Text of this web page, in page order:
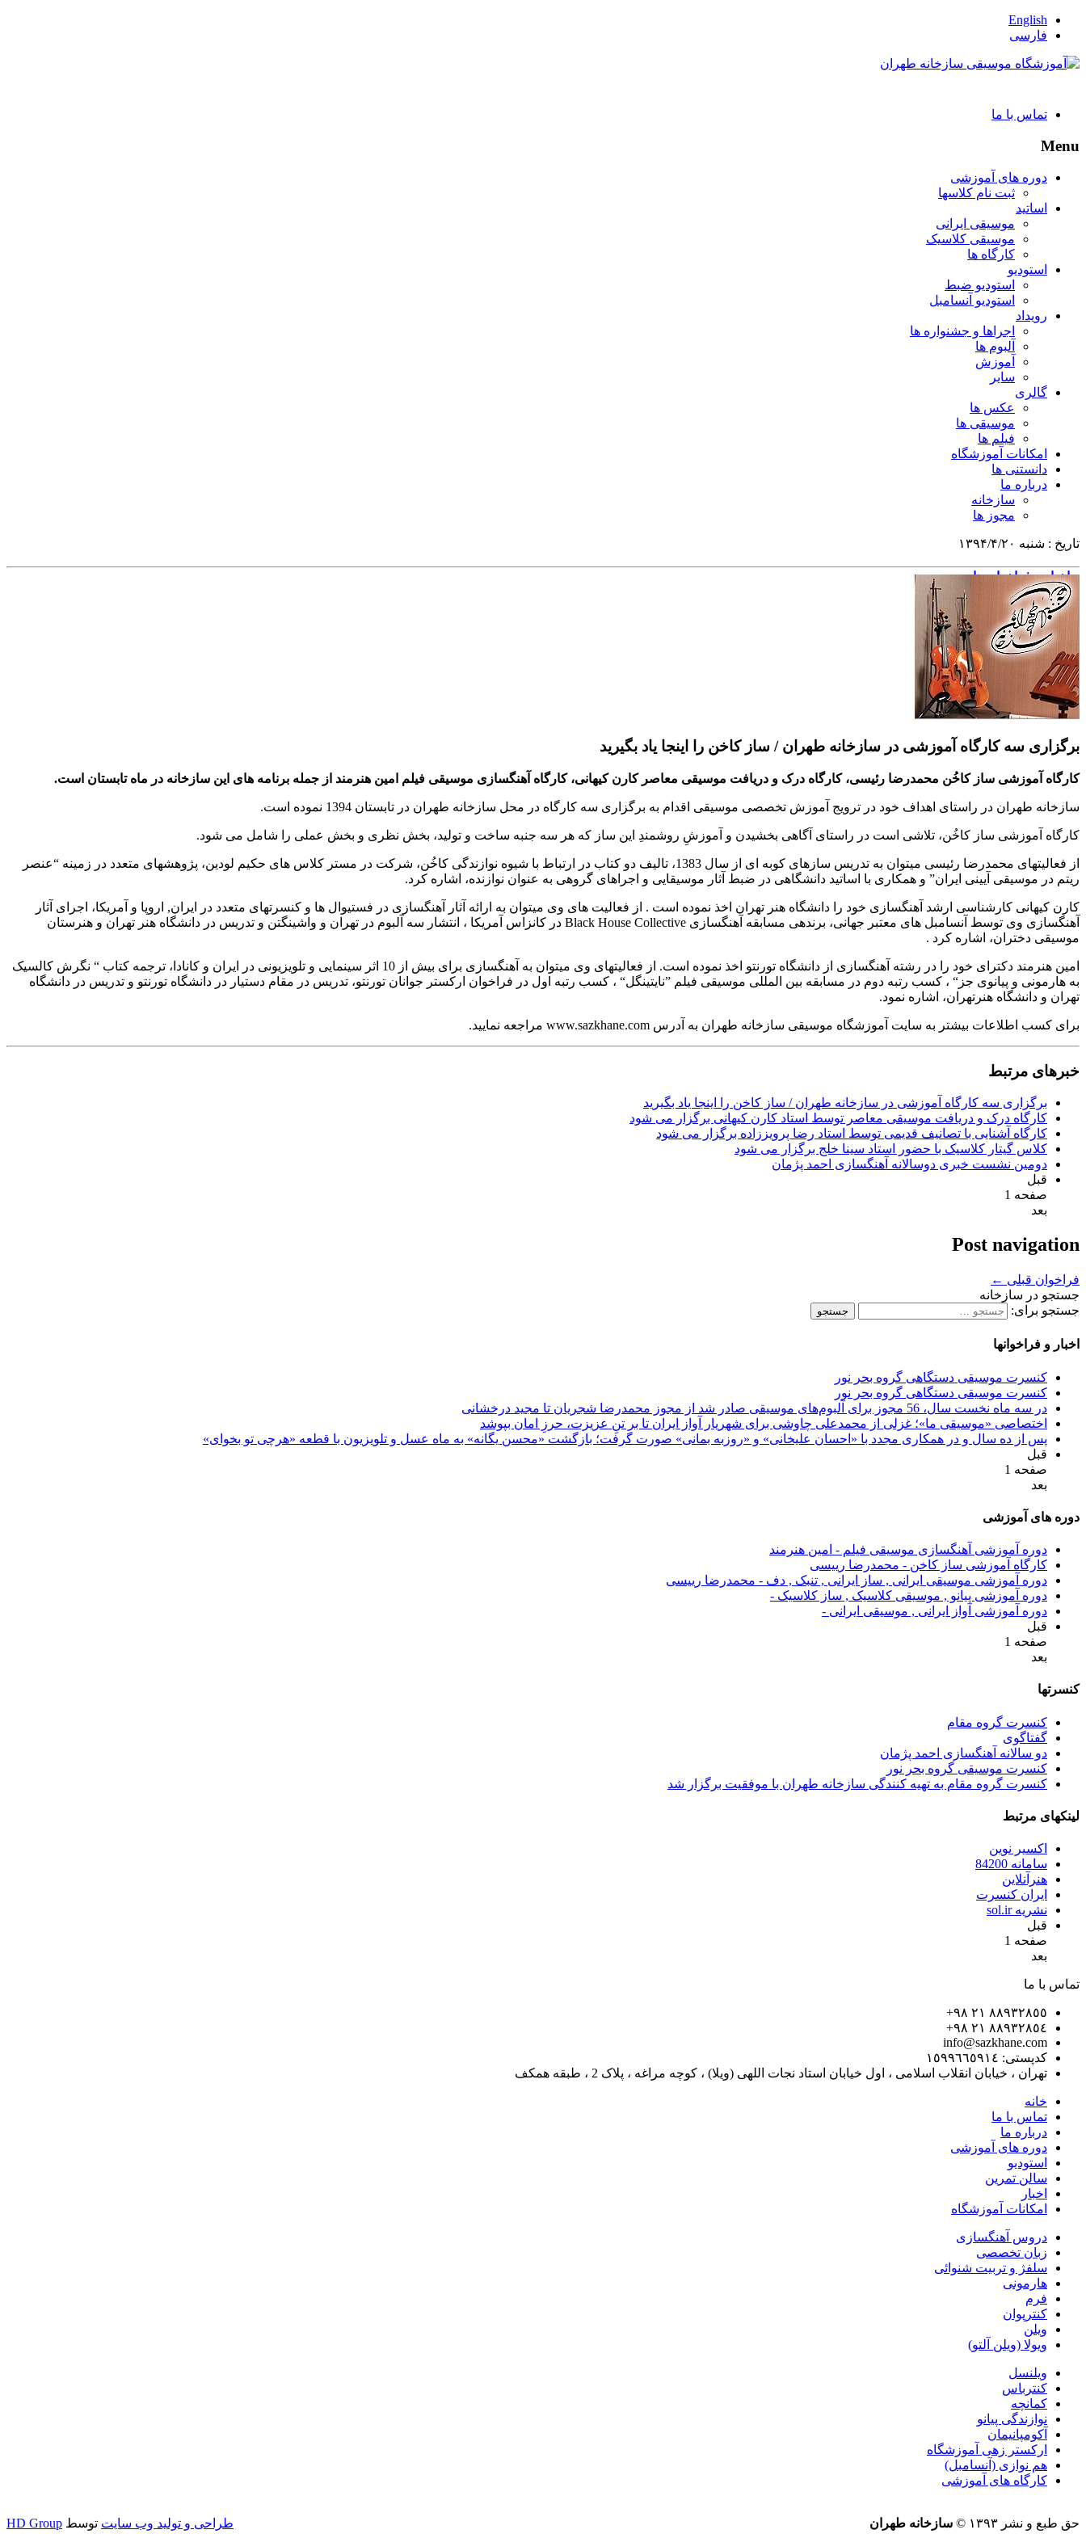
English
فارسی
تماس با ما
Menu
دوره های آموزشی
ثبت نام کلاسها
اساتید
موسیقی ایرانی
موسیقی کلاسیک
کارگاه ها
استودیو
استودیو ضبط
استودیو آنسامبل
رویداد
اجراها و جشنواره ها
آلبوم ها
آموزش
سایر
گالری
عکس ها
موسیقی ها
فیلم ها
امکانات آموزشگاه
دانستنی ها
درباره ما
سازخانه
مجوز ها
تاریخ : شنبه ۱۳۹۴/۴/۲۰
»اخبار»فراخوان ها
برگزاری سه کارگاه آموزشی در سازخانه طهران / ساز كاخن را اینجا یاد بگیرید
کارگاه آموزشی ساز کاخُن محمدرضا رئیسی، کارگاه درک و دریافت موسیقی معاصر کارن کیهانی، کارگاه آهنگسازی موسیقی فیلم امین هنرمند از جمله برنامه های این سازخانه در ماه تابستان است.
سازخانه طهران در راستای اهداف خود در ترویج آموزش تخصصی موسیقی اقدام به برگزاری سه کارگاه در محل سازخانه طهران در تابستان 1394 نموده است.
کارگاه آموزشی ساز کاخُن، تلاشی است در راستای آگاهی بخشیدن و آموزشِ روشمندِ این ساز که هر سه جنبه ساخت و تولید، بخش نظری و بخش عملی را شامل می شود.
از فعالیتهای محمدرضا رئیسی میتوان به تدریس سازهای کوبه ای از سال 1383، تالیف دو کتاب در ارتباط با شیوه نوازندگی کاخُن، شرکت در مستر کلاس های حکیم لودین، پژوهشهای متعدد در زمینه “عنصر
ریتم در موسیقی آیینی ایران” و همکاری با اساتید دانشگاهی در ضبط آثار موسیقایی و اجراهای گروهی به عنوان نوازنده، اشاره کرد.
کارن کیهانی کارشناسی ارشد آهنگسازی خود را دانشگاه هنر تهران اخذ نموده است . از فعالیت های وی میتوان به ارائه آثار آهنگسازی در فستیوال ها و کنسرتهای متعدد در ایران, اروپا و آمریکا، اجرای آثار
آهنگسازی وی توسط آنسامبل های معتبر جهانی، برندهی مسابقه آهنگسازی Black House Collective در کانزاس آمریکا ، انتشار سه آلبوم در تهران و واشینگتن و تدریس در دانشگاه هنر تهران و هنرستان
موسیقی دختران، اشاره کرد .
امین هنرمند دکترای خود را در رشته آهنگسازی از دانشگاه تورنتو اخذ نموده است. از فعالیتهای وی میتوان به آهنگسازی برای بیش از 10 اثر سینمایی و تلویزیونی در ایران و کانادا، ترجمه کتاب “ نگرش کالسیک
به هارمونی و پیانوی جز“ ، کسب رتبه دوم در مسابقه بین المللی موسیقی فیلم ”نایتینگل“ ، کسب رتبه اول در فراخوان ارکستر جوانان تورنتو، تدریس در مقام دستیار در دانشگاه تورنتو و تدریس در دانشگاه
تهران و دانشگاه هنرتهران، اشاره نمود.
برای کسب اطلاعات بیشتر به سایت آموزشگاه موسیقی سازخانه طهران به آدرس www.sazkhane.com مراجعه نمایید.
خبرهای مرتبط
برگزاری سه کارگاه آموزشی در سازخانه طهران / ساز كاخن را اینجا یاد بگیرید
کارگاه درک و دریافت موسیقی معاصر توسط استاد کارن کیهانی برگزار می شود
کارگاه آشنایی با تصانیف قدیمی توسط استاد رضا پرویززاده برگزار می شود
کلاس گیتار کلاسیک با حضور استاد سینا خلج برگزار می شود
دومین نشست خبری دوسالانه آهنگسازی احمد پژمان
قبل
صفحه 1
بعد
Post navigation
فراخوان قبلی ←
جستجو در سازخانه
جستجو برای:
اخبار و فراخوانها
کنسرت موسیقی دستگاهی گروه بحر نور
کنسرت موسیقی دستگاهی گروه بحر نور
در سه ماه نخست سال، 56 مجوز برای آلبوم‌های موسیقی صادر شد از مجوز محمدرضا شجریان تا مجید درخشانی
اختصاصی «موسیقی ما»؛ غزلی از محمدعلی چاوشی برای شهریار آواز ایران تا بر تنِ عزيزت، حرزِ امان بپوشد
پس از ده سال و در همکاری مجدد با «احسان علیخانی» و «روزبه بمانی» صورت گرفت؛ بازگشت «محسن یگانه» به ماه عسل و تلویزیون با قطعه «هرچی تو بخوای»
قبل
صفحه 1
بعد
دوره های آموزشی
دوره آموزشی آهنگسازی موسیقی فیلم - امین هنرمند
کارگاه آموزشی ساز کاخن - محمدرضا رییسی
دوره آموزشی موسیقی ایرانی , ساز ایرانی , تنبک , دف - محمدرضا رییسی
دوره آموزشی پیانو , موسیقی کلاسیک , ساز کلاسیک -
دوره آموزشی آواز ایرانی , موسیقی ایرانی -
قبل
صفحه 1
بعد
کنسرتها
کنسرت گروه مقام
گفتاگوی
دو سالانه آهنگسازی احمد پژمان
کنسرت موسیقی گروه بحر نور
کنسرت گروه مقام به تهیه کنندگی سازخانه طهران با موفقیت برگزار شد
لینکهای مرتبط
اکسیر نوین
سامانه 84200
هنرآنلاین
ایران کنسرت
نشریه sol.ir
قبل
صفحه 1
بعد
تماس با ما
٨٨٩٣٢٨٥٥ ٢١ ٩٨+
٨٨٩٣٢٨٥٤ ٢١ ٩٨+
info@sazkhane.com
کدپستی: ١٥٩٩٦٦٥٩١٤
تهران ، خیابان انقلاب اسلامی ، اول خیابان استاد نجات اللهی (ویلا) ، کوچه مراغه ، پلاک 2 ، طبقه همکف
خانه
تماس با ما
درباره ما
دوره های آموزشی
استودیو
سالن تمرین
اخبار
امکانات آموزشگاه
دروس آهنگسازی
زبان تخصصی
سلفژ و تربیت شنوائی
هارمونی
فرم
کنترپوان
ویلن
ویولا (ویلن آلتو)
ویلنسل
کنترباس
کمانچه
نوازندگی پیانو
آکومپانیمان
ارکستر زهی آموزشگاه
هم نوازی (آنسامبل)
کارگاه های آموزشی
حق طبع و نشر ۱۳۹۳ © سازخانه طهران طراحی و تولید وب سایت توسط HD Group